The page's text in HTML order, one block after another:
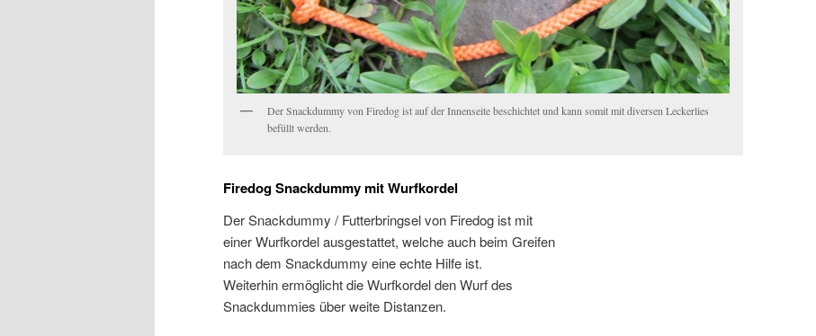
Der Snackdummy von Firedog ist auf der Innenseite beschichtet und kann somit mit diversen Leckerlies
befüllt werden.
Firedog Snackdummy mit Wurfkordel
Der Snackdummy / Futterbringsel von Firedog ist mit
einer Wurfkordel ausgestattet, welche auch beim Greifen
nach dem Snackdummy eine echte Hilfe ist.
Weiterhin ermöglicht die Wurfkordel den Wurf des
Snackdummies über weite Distanzen.